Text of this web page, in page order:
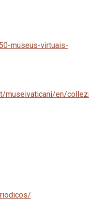
museus-virtuais-
museivaticani/en/